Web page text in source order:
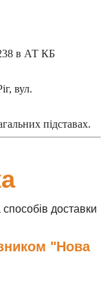
в АТ КБ
вул.
підставах.
способів доставки
"Нова